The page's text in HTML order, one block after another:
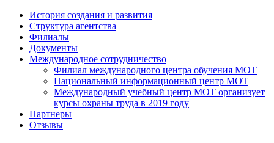
История создания и развития
Структура агентства
Филиалы
Документы
Международное сотрудничество
Филиал международного центра обучения МОТ
Национальный информационный центр МОТ
Международный учебный центр МОТ организует
курсы охраны труда в 2019 году
Партнеры
Отзывы